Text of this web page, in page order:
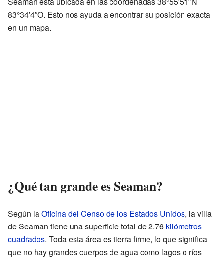
83°34′4″O. Esto nos ayuda a encontrar su posición exacta
en un mapa.
¿Qué tan grande es Seaman?
Según laOficina del Censo de los Estados Unidos, la villa
de Seaman tiene una superficie total de 2.76 kilómetros
cuadrados. Toda esta área es tierra firme, lo que significa
que no hay grandes cuerpos de agua como lagos o ríos